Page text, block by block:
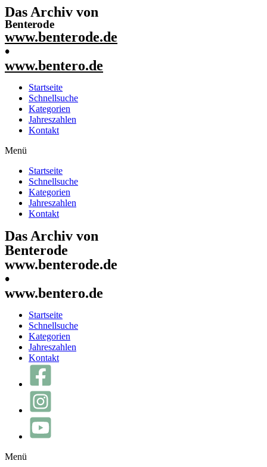
Das Archiv von
Benterode
www.benterode.de
•
www.bentero.de
Startseite
Schnellsuche
Kategorien
Jahreszahlen
Kontakt
Menü
Startseite
Schnellsuche
Kategorien
Jahreszahlen
Kontakt
Das Archiv von
Benterode
www.benterode.de
•
www.bentero.de
Startseite
Schnellsuche
Kategorien
Jahreszahlen
Kontakt
Menü